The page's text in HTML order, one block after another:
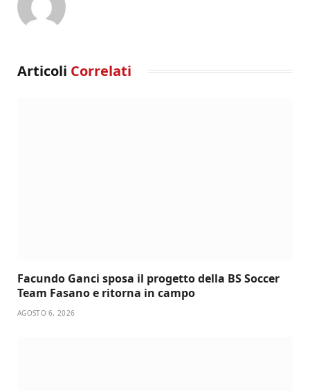
Articoli Correlati
Facundo Ganci sposa il progetto della BS Soccer
Team Fasano e ritorna in campo
AGOSTO 6, 2026